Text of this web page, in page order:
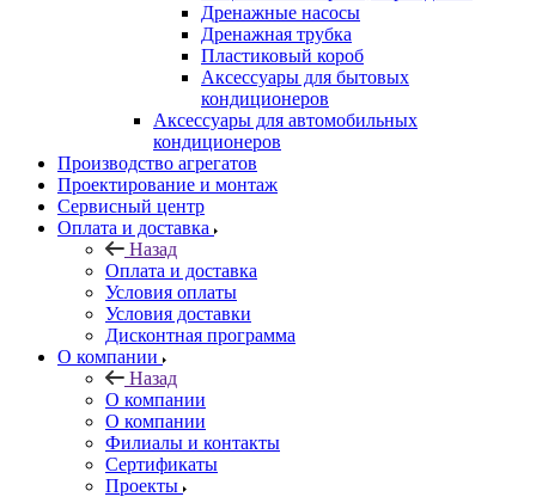
Дренажные насосы
Дренажная трубка
Пластиковый короб
Аксессуары для бытовых
кондиционеров
Аксессуары для автомобильных
кондиционеров
Производство агрегатов
Проектирование и монтаж
Сервисный центр
Оплата и доставка
Назад
Оплата и доставка
Условия оплаты
Условия доставки
Дисконтная программа
О компании
Назад
О компании
О компании
Филиалы и контакты
Сертификаты
Проекты